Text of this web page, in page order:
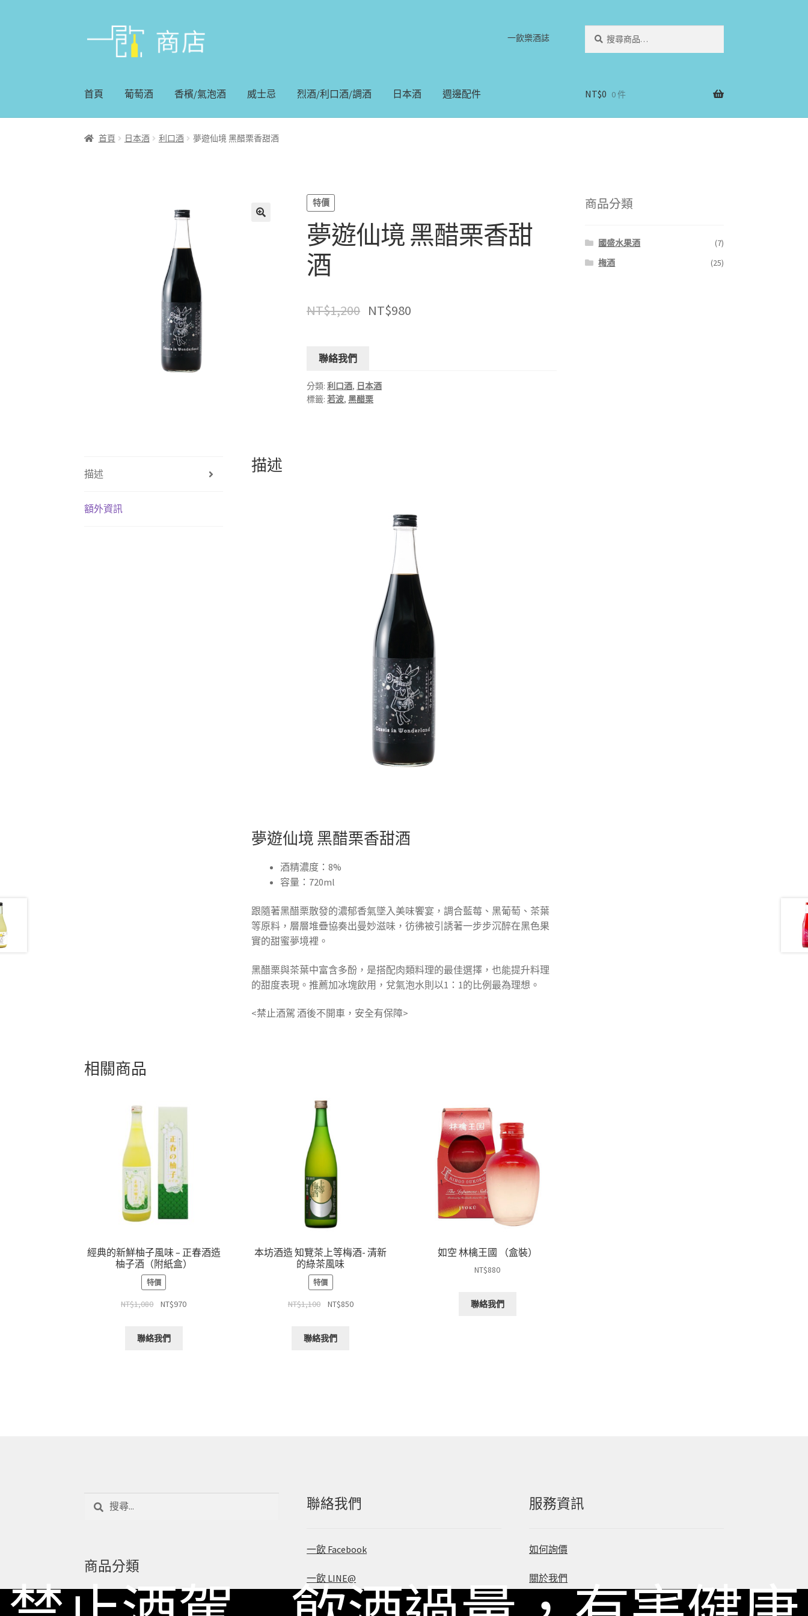
一飲樂酒誌
首頁 葡萄酒 香檳/氣泡酒 威士忌 烈酒/利口酒/調酒 日本酒 週邊配件 NT$0 0 件
首頁 日本酒 利口酒 夢遊仙境 黑醋栗香甜酒
特價
夢遊仙境 黑醋栗香甜
酒
NT$1,200 NT$980
聯絡我們
分類:利口酒, 日本酒
標籤:若波,黑醋栗
描述
額外資訊
描述
夢遊仙境 黑醋栗香甜酒
酒精濃度：8%
容量：720ml
跟隨著黑醋栗散發的濃郁香氣墜入美味饗宴，調合藍莓、黑葡萄、茶葉
等原料，層層堆疊協奏出曼妙滋味，彷彿被引誘著一步步沉醉在黑色果
實的甜蜜夢境裡。
黑醋栗與茶葉中富含多酚，是搭配肉類料理的最佳選擇，也能提升料理
的甜度表現。推薦加冰塊飲用，兌氣泡水則以1：1的比例最為理想。
<禁止酒駕 酒後不開車，安全有保障>
相關商品
經典的新鮮柚子風味 – 正春酒造
柚子酒（附紙盒）
特價
NT$1,080 NT$970
聯絡我們
本坊酒造 知覽茶上等梅酒- 清新
的綠茶風味
特價
NT$1,100 NT$850
聯絡我們
如空 林檎王國 （盒裝）
NT$880
聯絡我們
商品分類
國盛水果酒
(7)
梅酒
(25)
字:
商品分類
國盛水果酒
聯絡我們
一飲 Facebook
一飲 LINE@
服務資訊
如何詢價
關於我們
服務條款